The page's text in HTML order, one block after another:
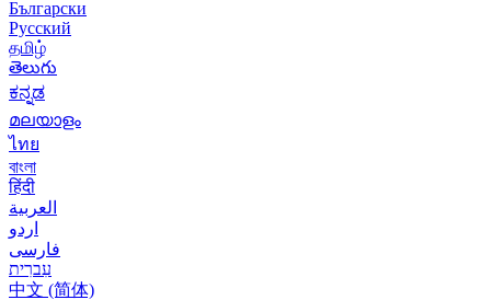
Български
Русский
தமிழ்
తెలుగు
ಕನ್ನಡ
മലയാളം
ไทย
বাংলা
हिंदी
العربية
اردو
فارسی
עִברִית
中文 (简体)